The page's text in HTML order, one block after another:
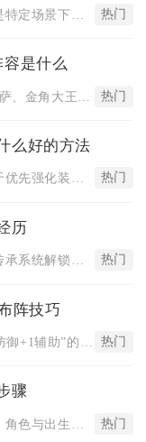
热门
是什么
热门
么好的方法
想要在全民奇迹中快速提升战力，核心在于优先强化装备、深度培养... 热门
历
热门
阵技巧
热门
骤
热门